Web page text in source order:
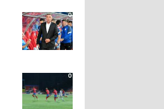
0
0